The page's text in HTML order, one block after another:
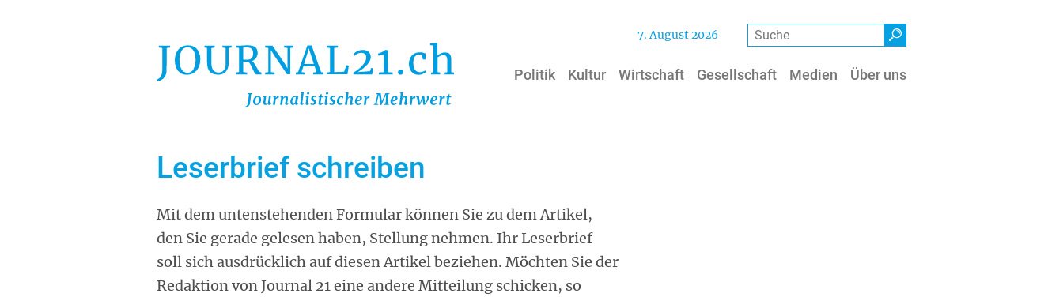
7. August 2026 Suche
Politik Kultur Wirtschaft Gesellschaft Medien Über uns
Leserbrief schreiben
Mit dem untenstehenden Formular können Sie zu dem Artikel,
den Sie gerade gelesen haben, Stellung nehmen. Ihr Leserbrief
soll sich ausdrücklich auf diesen Artikel beziehen. Möchten Sie der
Redaktion von Journal 21 eine andere Mitteilung schicken, so